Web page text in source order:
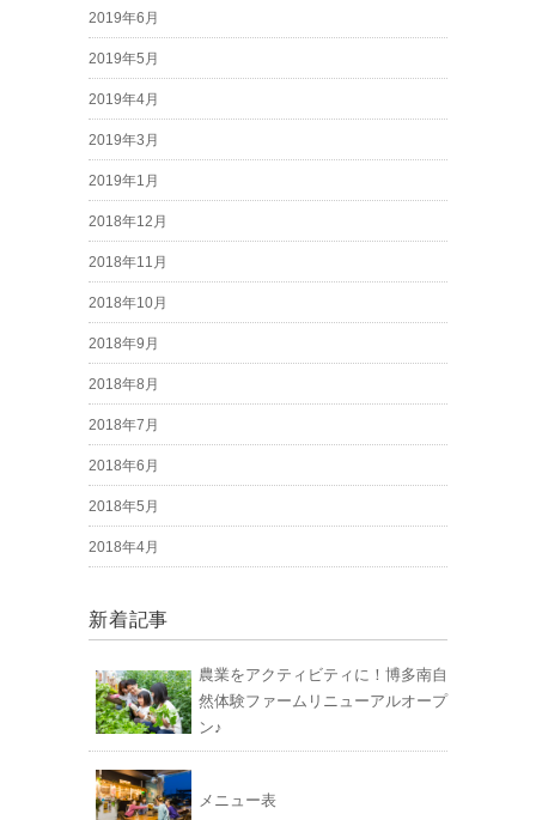
2019年6月
2019年5月
2019年4月
2019年3月
2019年1月
2018年12月
2018年11月
2018年10月
2018年9月
2018年8月
2018年7月
2018年6月
2018年5月
2018年4月
新着記事
農業をアクティビティに！博多南自
然体験ファームリニューアルオープ
ン♪
メニュー表